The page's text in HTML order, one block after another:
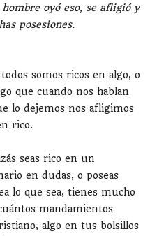
oyó eso, se afligió y
posesiones.
somos ricos en algo, o
que cuando nos hablan
lo dejemos nos afligimos
rico.
seas rico en un
en dudas, o poseas
lo que sea, tienes mucho
mandamientos
algo en tus bolsillos